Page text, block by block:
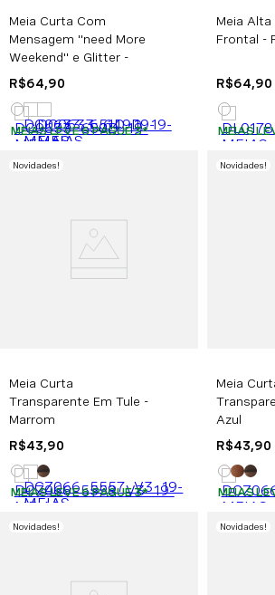
Meia Curta Com
Mensagem "need More
Weekend" e Glitter -
Cinza
R$64,90
MEIAS LEVE 6 PAGUE 3*
Meia
Frontal -
R$64,90
MEIAS
Meia Curta
Transparente Em Tule -
Marrom
R$43,90
MEIAS LEVE 6 PAGUE 3*
Novidades!
Meia
Azul
R$43,90
MEIAS
Novidades!
Novidades! Novidades!